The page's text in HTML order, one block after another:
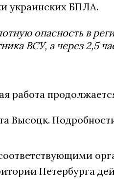
украинских БПЛА.
опасность в
ВСУ, а через 2,5
работа
Высоцк.
Петербурга